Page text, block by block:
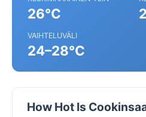
26°C
VAIHTELUVÄLI
24–28°C
How Hot Is